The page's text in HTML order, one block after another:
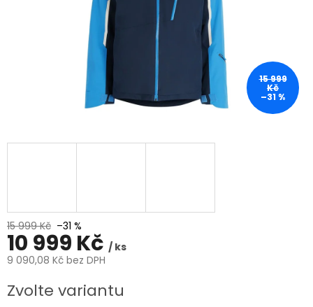
15 999
Kč
–31 %
15 999 Kč –31 %
10 999 Kč / ks
9 090,08 Kč bez DPH
cena:
Zvolte variantu